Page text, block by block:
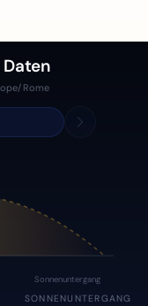
Rome
Sonnenuntergang
SONNENUNTERGANG